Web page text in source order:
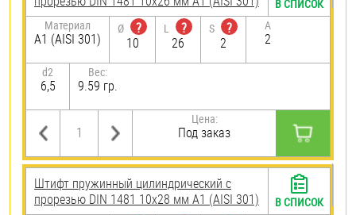
Материал
А1 (AISI 301)
Ø
?
10
L
?
26
S
?
2
A
2
d2
6,5
Вес:
9.59 гр.
Цена:
Под заказ
В СПИСОК
Штифт пружинный цилиндрический с
прорезью DIN 1481 10х28 мм А1 (AISI 301)
В СПИСОК